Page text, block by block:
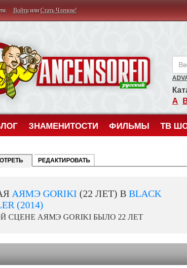
ВойтиилиСтать Членом!
A
ЗНАМЕНИТОСТИ ФИЛЬМЫ ТВ
РЕДАКТИРОВАТЬ
АЯМЭ GORIKI (22 ЛЕТ) В BLACK
(2014)
СЦЕНЕ АЯМЭ GORIKI БЫЛО 22 ЛЕТ